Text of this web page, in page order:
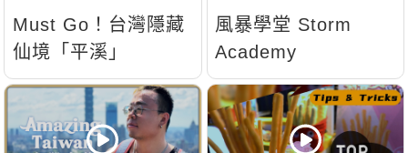
Must Go！台灣隱藏
仙境「平溪」
風暴學堂 Storm
Academy